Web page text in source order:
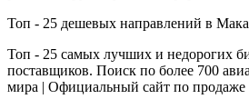
Топ - 25 дешевых направлений в
Топ - 25 самых лучших и недорогих
поставщиков. Поиск по более 700
мира | Официальный сайт по продаже